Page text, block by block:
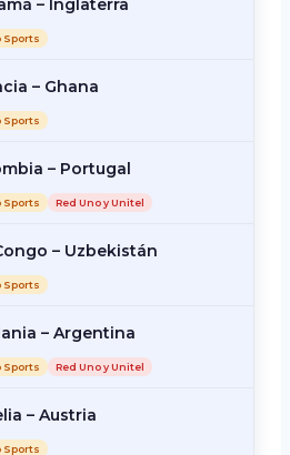
– Inglaterra
Sports
– Ghana
Sports
– Portugal
Sports Red Uno y Unitel
– Uzbekistán
Sports
– Argentina
Sports Red Uno y Unitel
– Austria
Sports